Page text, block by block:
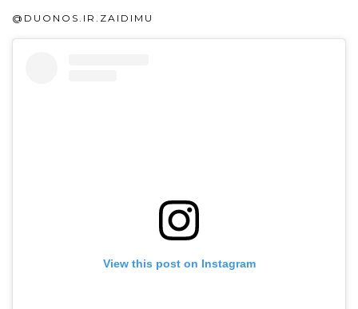
@DUONOS.IR.ZAIDIMU
View this post on Instagram